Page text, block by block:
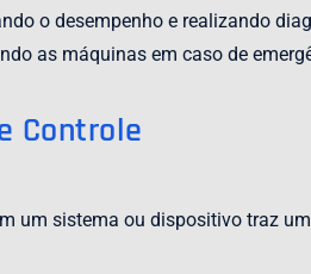
o desempenho e realizando
as máquinas em caso de
Controle
um sistema ou dispositivo traz